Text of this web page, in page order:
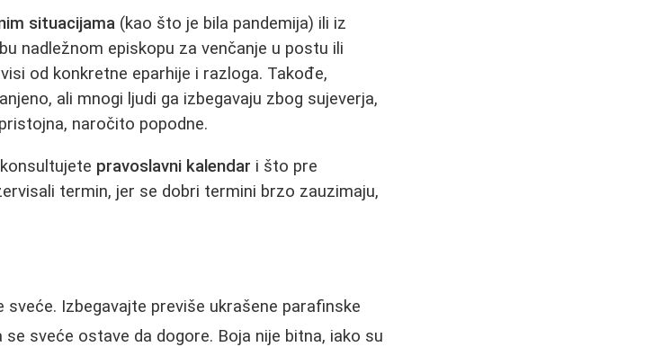
situacijama (kao što je bila pandemija) ili iz
nadležnom episkopu za venčanje u postu ili
od konkretne eparhije i razloga. Takođe,
ali mnogi ljudi ga izbegavaju zbog sujeverja,
naročito popodne.
pravoslavni kalendar i što pre
termin, jer se dobri termini brzo zauzimaju,
Izbegavajte previše ukrašene parafinske
sveće ostave da dogore. Boja nije bitna, iako su